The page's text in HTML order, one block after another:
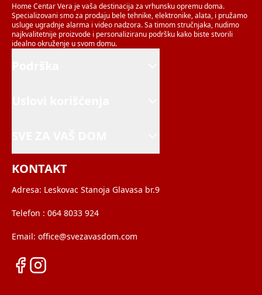
Home Centar Vera je vaša destinacija za vrhunsku opremu doma.
Specializovani smo za prodaju bele tehnike, elektronike, alata, i pružamo
usluge ugradnje alarma i video nadzora. Sa timom stručnjaka, nudimo
najkvalitetnije proizvode i personaliziranu podršku kako biste stvorili
idealno okruženje u svom domu.
KONTAKT
Adresa: Leskovac Stanoja Glavasa br.9
Telefon : 064 8033 924
Email: office@svezavasdom.com